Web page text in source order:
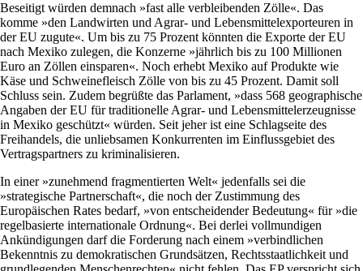
Beseitigt würden demnach »fast alle verbleibenden Zölle«. Das
komme »den Landwirten und Agrar- und Lebensmittelexporteuren in
der EU zugute«. Um bis zu 75 Prozent könnten die Exporte der EU
nach Mexiko zulegen, die Konzerne »jährlich bis zu 100 Millionen
Euro an Zöllen einsparen«. Noch erhebt Mexiko auf Produkte wie
Käse und Schweinefleisch Zölle von bis zu 45 Prozent. Damit soll
Schluss sein. Zudem begrüßte das Parlament, »dass 568 geographische
Angaben der EU für traditionelle Agrar- und Lebensmittelerzeugnisse
in Mexiko geschützt« würden. Seit jeher ist eine Schlagseite des
Freihandels, die unliebsamen Konkurrenten im Einflussgebiet des
Vertragspartners zu kriminalisieren.
In einer »zunehmend fragmentierten Welt« jedenfalls sei die
»strategische Partnerschaft«, die noch der Zustimmung des
Europäischen Rates bedarf, »von entscheidender Bedeutung« für »die
regelbasierte internationale Ordnung«. Bei derlei vollmundigen
Ankündigungen darf die Forderung nach einem »verbindlichen
Bekenntnis zu demokratischen Grundsätzen, Rechtsstaatlichkeit und